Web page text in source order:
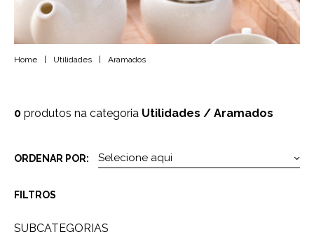
Home Utilidades Aramados
0 produtos na categoria Utilidades / Aramados
ORDENAR POR:
FILTROS
SUBCATEGORIAS